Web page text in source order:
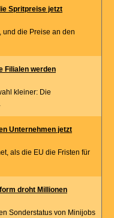
Spritpreise jetzt
und die Preise an den
Filialen werden
kleiner: Die
Unternehmen jetzt
als die EU die Fristen für
droht Millionen
Sonderstatus von Minijobs